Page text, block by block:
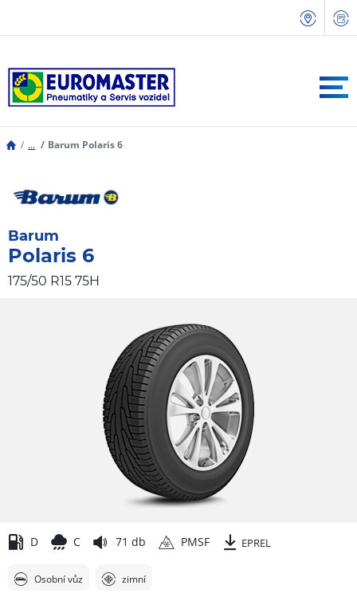
... Barum Polaris 6
Barum
Polaris 6
175/50 R15 75H
D C 71 db PMSF EPREL
Osobní vůz zimní